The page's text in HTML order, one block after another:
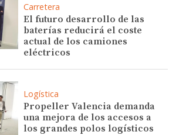
Carretera
El futuro desarrollo de las
baterías reducirá el coste
actual de los camiones
eléctricos
Logística
Propeller Valencia demanda
una mejora de los accesos a
los grandes polos logísticos